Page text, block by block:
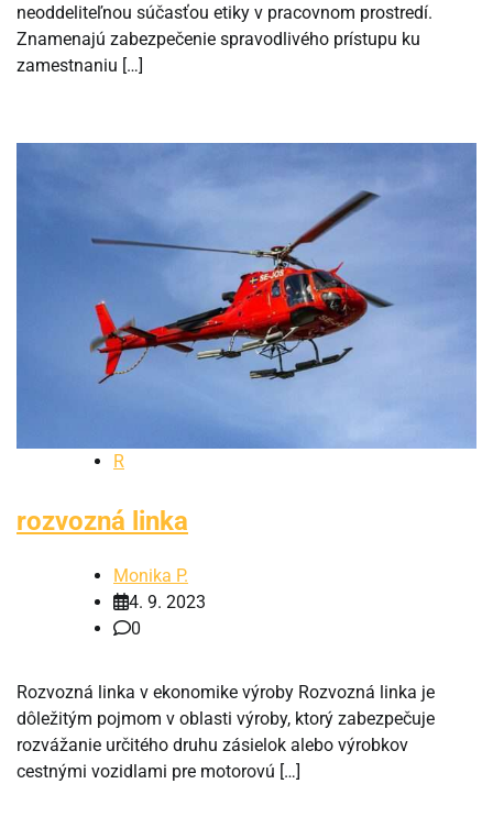
neoddeliteľnou súčasťou etiky v pracovnom prostredí.
Znamenajú zabezpečenie spravodlivého prístupu ku
zamestnaniu […]
R
rozvozná linka
Monika P.
4. 9. 2023
0
Rozvozná linka v ekonomike výroby Rozvozná linka je
dôležitým pojmom v oblasti výroby, ktorý zabezpečuje
rozvážanie určitého druhu zásielok alebo výrobkov
cestnými vozidlami pre motorovú […]